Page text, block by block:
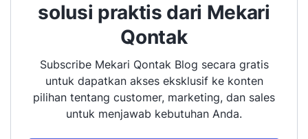
solusi praktis dari Mekari
Qontak
Subscribe Mekari Qontak Blog secara gratis
untuk dapatkan akses eksklusif ke konten
pilihan tentang customer, marketing, dan sales
untuk menjawab kebutuhan Anda.